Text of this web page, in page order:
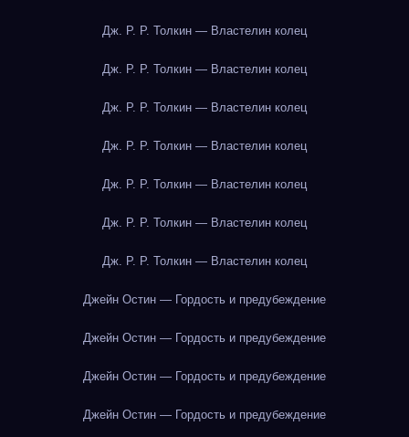
Дж. Р. Р. Толкин — Властелин колец
Дж. Р. Р. Толкин — Властелин колец
Дж. Р. Р. Толкин — Властелин колец
Дж. Р. Р. Толкин — Властелин колец
Дж. Р. Р. Толкин — Властелин колец
Дж. Р. Р. Толкин — Властелин колец
Дж. Р. Р. Толкин — Властелин колец
Джейн Остин — Гордость и предубеждение
Джейн Остин — Гордость и предубеждение
Джейн Остин — Гордость и предубеждение
Джейн Остин — Гордость и предубеждение